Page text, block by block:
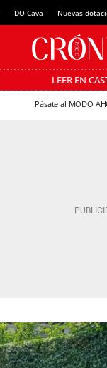
DO Cava Nuevas
LEER EN
Pásate al MODO